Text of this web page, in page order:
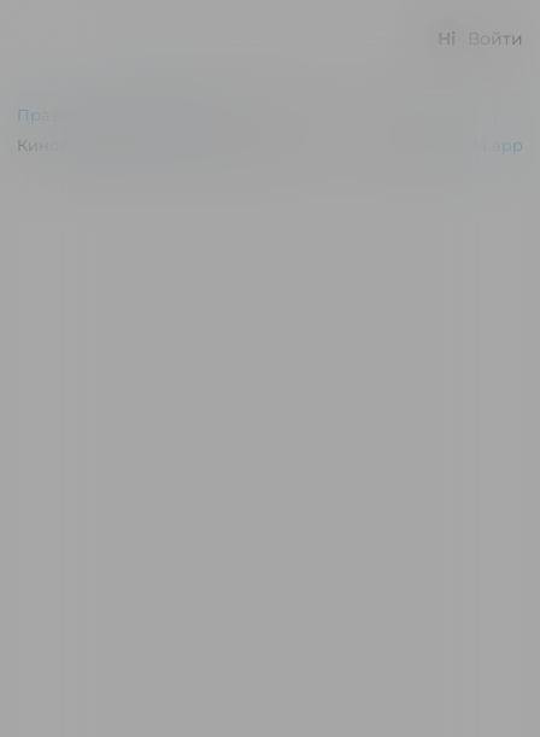
Войти
Правила и соглашения
Киноконцертный зал "Эльдар" © 2026
p24.app